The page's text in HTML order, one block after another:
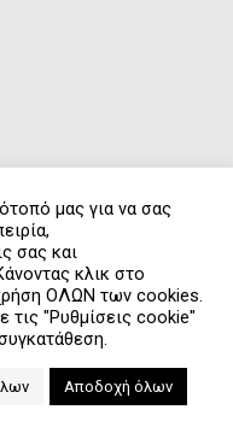
NORTECH.
μας για να σας
σας και
κλικ στο
ΟΛΩΝ των cookies.
τις "Ρυθμίσεις cookie"
Αποδοχή όλων